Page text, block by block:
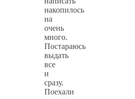
накопилось
на
очень
много.
Постараюсь
выдать
все
и
сразу.
Поехали